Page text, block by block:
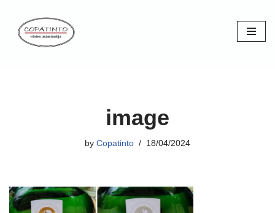
Skip
image
by Copatinto 18/04/2024